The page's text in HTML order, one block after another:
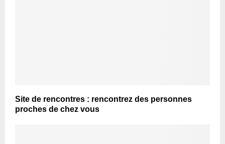
Site de rencontres : rencontrez des personnes
proches de chez vous